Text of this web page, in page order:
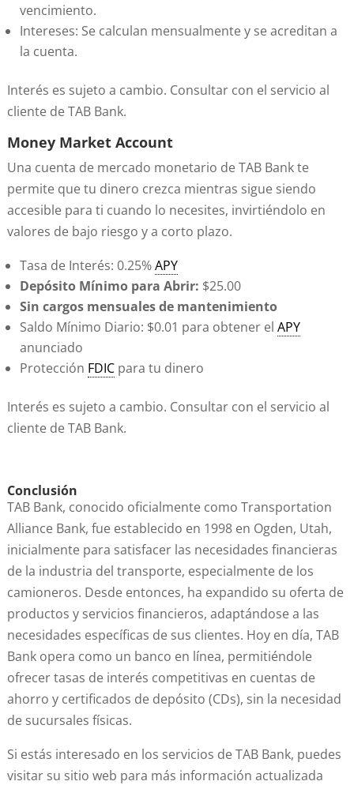
vencimiento.
Intereses: Se calculan mensualmente y se acreditan a
la cuenta.
Interés es sujeto a cambio. Consultar con el servicio al
cliente de TAB Bank.
Money Market Account
Una cuenta de mercado monetario de TAB Bank te
permite que tu dinero crezca mientras sigue siendo
accesible para ti cuando lo necesites, invirtiéndolo en
valores de bajo riesgo y a corto plazo.
Tasa de Interés: 0.25%APY
Depósito Mínimo para Abrir: $25.00
Sin cargos mensuales de mantenimiento
Saldo Mínimo Diario: $0.01 para obtener el APY
anunciado
Protección FDICpara tu dinero
Interés es sujeto a cambio. Consultar con el servicio al
cliente de TAB Bank.
Conclusión
TAB Bank, conocido oficialmente como Transportation
Alliance Bank, fue establecido en 1998 en Ogden, Utah,
inicialmente para satisfacer las necesidades financieras
de la industria del transporte, especialmente de los
camioneros. Desde entonces, ha expandido su oferta de
productos y servicios financieros, adaptándose a las
necesidades específicas de sus clientes. Hoy en día, TAB
Bank opera como un banco en línea, permitiéndole
ofrecer tasas de interés competitivas en cuentas de
ahorro y certificados de depósito (CDs), sin la necesidad
de sucursales físicas.
Si estás interesado en los servicios de TAB Bank, puedes
visitar su sitio web para más información actualizada